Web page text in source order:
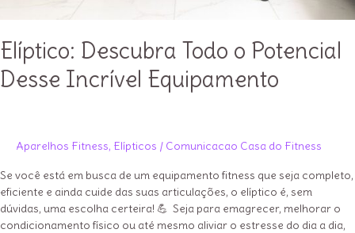
Elíptico: Descubra Todo o Potencial
Desse Incrível Equipamento
Aparelhos Fitness, Elípticos / Comunicacao Casa do Fitness
Se você está em busca de um equipamento fitness que seja completo,
eficiente e ainda cuide das suas articulações, o elíptico é, sem
dúvidas, uma escolha certeira! 💪 Seja para emagrecer, melhorar o
condicionamento físico ou até mesmo aliviar o estresse do dia a dia,